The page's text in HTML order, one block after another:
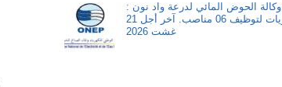
وكالة الحوض المائي لدرعة واد نون :
مباريات لتوظيف 06 مناصب. آخر أجل 21
غشت 2026